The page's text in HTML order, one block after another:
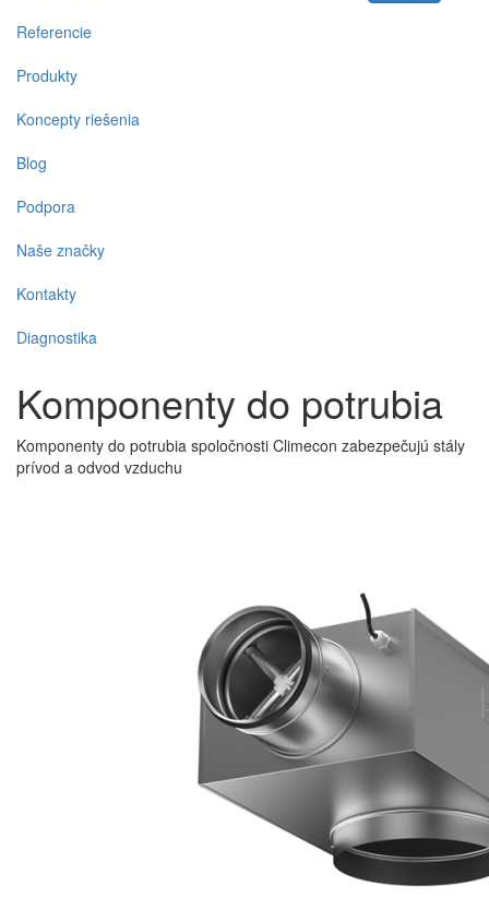
Referencie
Produkty
Koncepty riešenia
Blog
Podpora
Naše značky
Kontakty
Diagnostika
Komponenty do potrubia
Komponenty do potrubia spoločnosti Climecon zabezpečujú stály
prívod a odvod vzduchu